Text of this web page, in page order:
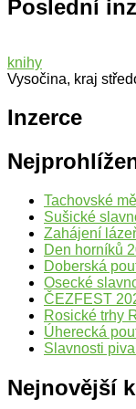
Poslední
knihy
Vysočina, kraj
Inzerce
Tachovské
Sušické
Zahájení
Den horníků
Doberská
Osecké
ČEZFEST
Rosické trhy
Úherecká
Slavnosti
Nejnovější